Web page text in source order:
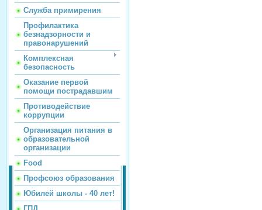
Служба примирения
Профилактика
безнадзорности и
правонарушений
Комплексная
безопасность
Оказание первой
помощи пострадавшим
Противодействие
коррупции
Организация питания в
образовательной
организации
Food
Профсоюз образования
Юбилей школы - 40 лет!